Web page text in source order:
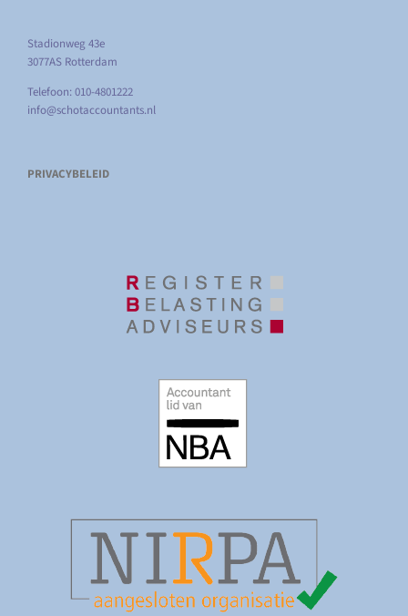
Stadionweg 43e
3077AS Rotterdam
Telefoon: 010-4801222
info@schotaccountants.nl
PRIVACYBELEID